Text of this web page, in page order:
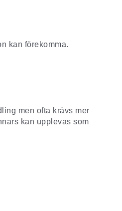
kan förekomma.
men ofta krävs mer
kan upplevas som